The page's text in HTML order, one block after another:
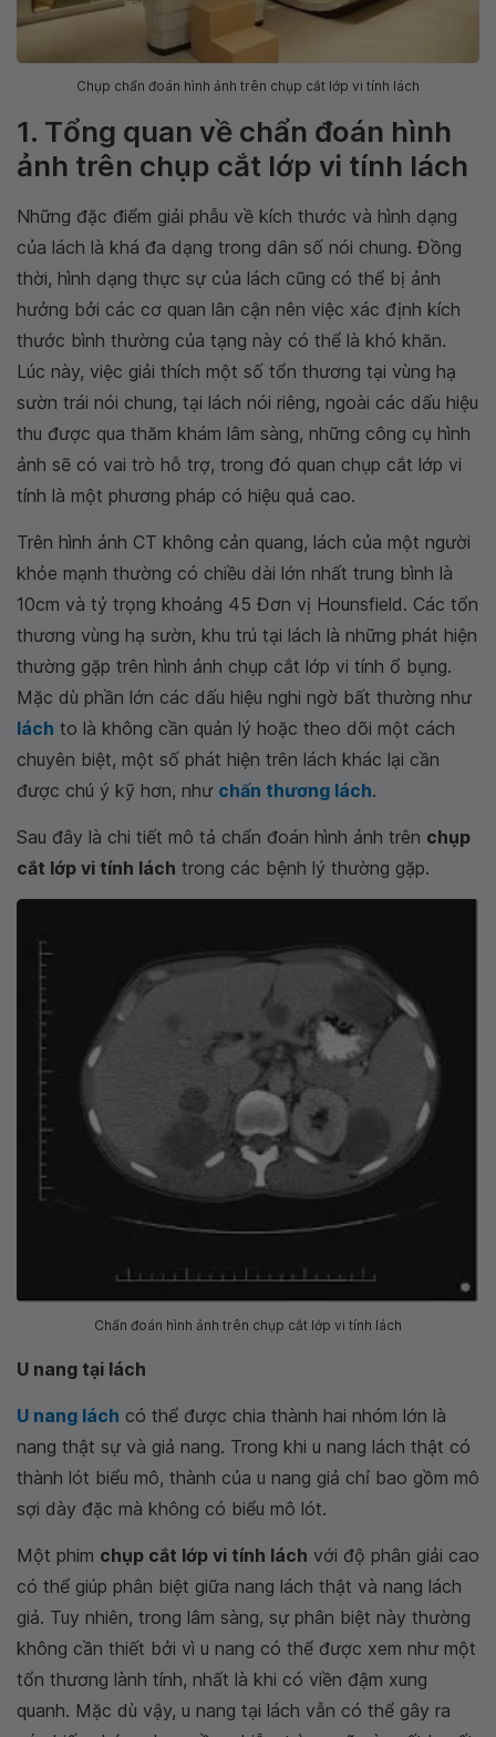
Chụp chẩn đoán hình ảnh trên chụp cắt lớp vi tính lách
1. Tổng quan về chẩn đoán hình
ảnh trên chụp cắt lớp vi tính lách
Những đặc điểm giải phẫu về kích thước và hình dạng
của lách là khá đa dạng trong dân số nói chung. Đồng
thời, hình dạng thực sự của lách cũng có thể bị ảnh
hưởng bởi các cơ quan lân cận nên việc xác định kích
thước bình thường của tạng này có thể là khó khăn.
Lúc này, việc giải thích một số tổn thương tại vùng hạ
sườn trái nói chung, tại lách nói riêng, ngoài các dấu hiệu
thu được qua thăm khám lâm sàng, những công cụ hình
ảnh sẽ có vai trò hỗ trợ, trong đó quan chụp cắt lớp vi
tính là một phương pháp có hiệu quả cao.
Trên hình ảnh CT không cản quang, lách của một người
khỏe mạnh thường có chiều dài lớn nhất trung bình là
10cm và tỷ trọng khoảng 45 Đơn vị Hounsfield. Các tổn
thương vùng hạ sườn, khu trú tại lách là những phát hiện
thường gặp trên hình ảnh chụp cắt lớp vi tính ổ bụng.
Mặc dù phần lớn các dấu hiệu nghi ngờ bất thường như
lách to là không cần quản lý hoặc theo dõi một cách
chuyên biệt, một số phát hiện trên lách khác lại cần
được chú ý kỹ hơn, như chấn thương lách.
Sau đây là chi tiết mô tả chẩn đoán hình ảnh trên chụp
cắt lớp vi tính lách trong các bệnh lý thường gặp.
Chẩn đoán hình ảnh trên chụp cắt lớp vi tính lách
U nang tại lách
U nang lách có thể được chia thành hai nhóm lớn là
nang thật sự và giả nang. Trong khi u nang lách thật có
thành lót biểu mô, thành của u nang giả chỉ bao gồm mô
sợi dày đặc mà không có biểu mô lót.
Một phim chụp cắt lớp vi tính lách với độ phân giải cao
có thể giúp phân biệt giữa nang lách thật và nang lách
giả. Tuy nhiên, trong lâm sàng, sự phân biệt này thường
không cần thiết bởi vì u nang có thể được xem như một
tổn thương lành tính, nhất là khi có viền đậm xung
quanh. Mặc dù vậy, u nang tại lách vẫn có thể gây ra